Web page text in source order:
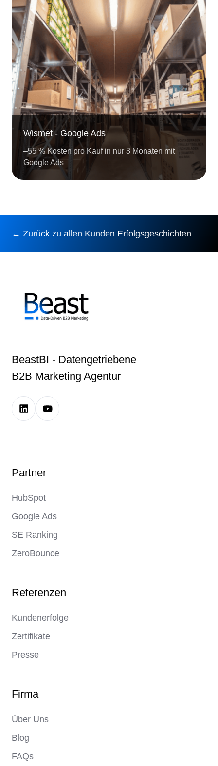
Wismet - Google Ads
–55 % Kosten pro Kauf in nur 3 Monaten mit
Google Ads
← Zurück zu allen Kunden Erfolgsgeschichten
BeastBI - Datengetriebene
B2B Marketing Agentur
LinkedInYoutube
Partner
HubSpot
Google Ads
SE Ranking
ZeroBounce
Referenzen
Kundenerfolge
Zertifikate
Presse
Firma
Über Uns
Blog
FAQs